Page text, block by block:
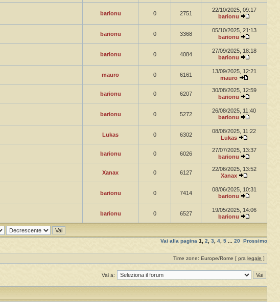
barionu 0 2751
22/10/2025, 09:17
barionu
barionu 0 3368
05/10/2025, 21:13
barionu
barionu 0 4084
27/09/2025, 18:18
barionu
mauro 0 6161
13/09/2025, 12:21
mauro
barionu 0 6207
30/08/2025, 12:59
barionu
barionu 0 5272
26/08/2025, 11:40
barionu
Lukas 0 6302
08/08/2025, 11:22
Lukas
barionu 0 6026
27/07/2025, 13:37
barionu
Xanax 0 6127
22/06/2025, 13:52
Xanax
barionu 0 7414
08/06/2025, 10:31
barionu
barionu 0 6527
19/05/2025, 14:06
barionu
Vai alla pagina 1, 2, 3, 4, 5 ... 20 Prossimo
Time zone: Europe/Rome [ ora legale ]
Vai a: